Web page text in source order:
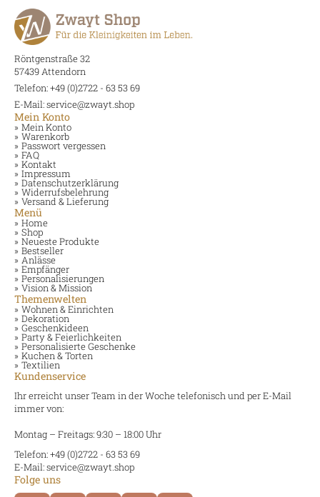
Röntgenstraße 32
57439 Attendorn
Telefon: +49 (0)2722 - 63 53 69
E-Mail: service@zwayt.shop
Mein Konto
Mein Konto
Warenkorb
Passwort vergessen
FAQ
Kontakt
Impressum
Datenschutzerklärung
Widerrufsbelehrung
Versand & Lieferung
Menü
Home
Shop
Neueste Produkte
Bestseller
Anlässe
Empfänger
Personalisierungen
Vision & Mission
Themenwelten
Wohnen & Einrichten
Dekoration
Geschenkideen
Party & Feierlichkeiten
Personalisierte Geschenke
Kuchen & Torten
Textilien
Kundenservice
Ihr erreicht unser Team in der Woche telefonisch und per E-Mail
immer von:
Montag – Freitags: 9:30 – 18:00 Uhr
Telefon: +49 (0)2722 - 63 53 69
E-Mail: service@zwayt.shop
Folge uns